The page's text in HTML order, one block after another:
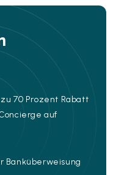
70 Prozent Rabatt
auf
Banküberweisung